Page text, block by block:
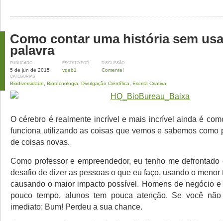
Como contar uma história sem
palavra
PUBLICADO
5 de jun de 2015
ESCRITO POR
vqeb1
DISCUSSÃO
Comente!
CATEGORIAS
Biodiversidade Biotecnologia Divulgação Científica Escrita Criativa
O cérebro é realmente incrível e mais incrível ainda é
funciona utilizando as coisas que vemos e sabemos como
de coisas novas.
Como professor e empreendedor, eu tenho me defrontado
desafio de dizer as pessoas o que eu faço, usando o
causando o maior impacto possível. Homens de negócio
pouco tempo, alunos tem pouca atenção. Se você
imediato: Bum! Perdeu a sua chance.